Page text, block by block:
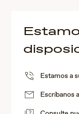
Estamos a
Escríbanos